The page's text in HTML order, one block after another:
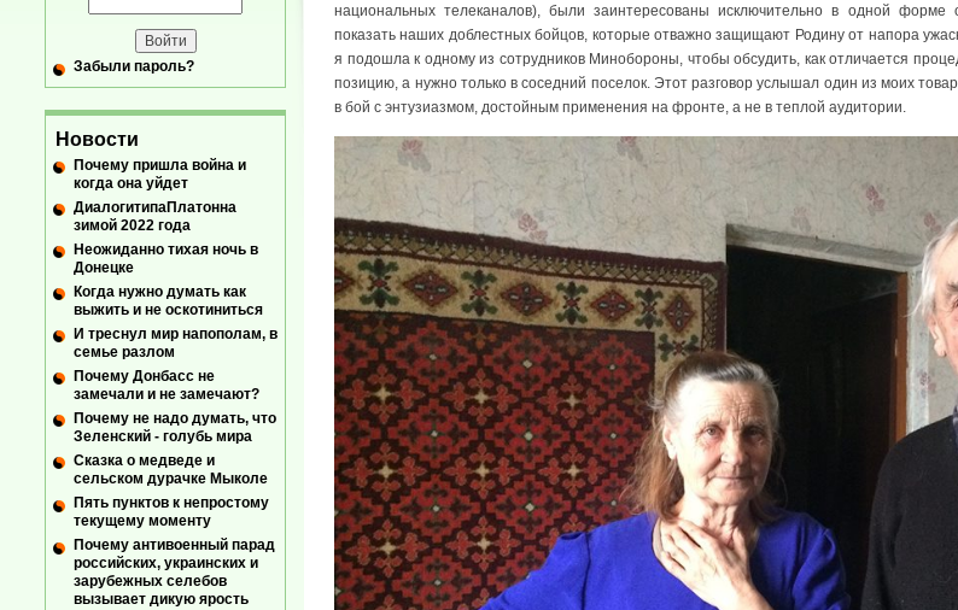
национальных телеканалов), были заинтересованы исключительно в одной
показать наших доблестных бойцов, которые отважно защищают Родину от напора
я подошла к одному из сотрудников Минобороны, чтобы обсудить, как отличается
позицию, а нужно только в соседний поселок. Этот разговор услышал один из моих
в бой с энтузиазмом, достойным применения на фронте, а не в теплой аудитории.
Забыли пароль?
Новости
Почему пришла война и
когда она уйдет
ДиалогитипаПлатонна
зимой 2022 года
Неожиданно тихая ночь в
Донецке
Когда нужно думать как
выжить и не оскотиниться
И треснул мир напополам, в
семье разлом
Почему Донбасс не
замечали и не замечают?
Почему не надо думать, что
Зеленский - голубь мира
Сказка о медведе и
сельском дурачке Мыколе
Пять пунктов к непростому
текущему моменту
Почему антивоенный парад
российских, украинских и
зарубежных селебов
вызывает дикую ярость